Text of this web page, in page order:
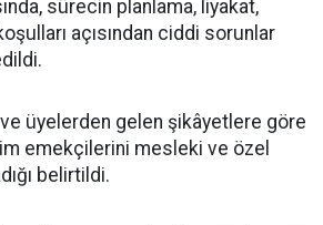
sürecin planlama, liyakat,
açısından ciddi sorunlar
ve üyelerden gelen şikâyetlere göre
emekçilerini mesleki ve özel
belirtildi.